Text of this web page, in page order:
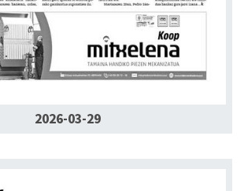
2026-03-29